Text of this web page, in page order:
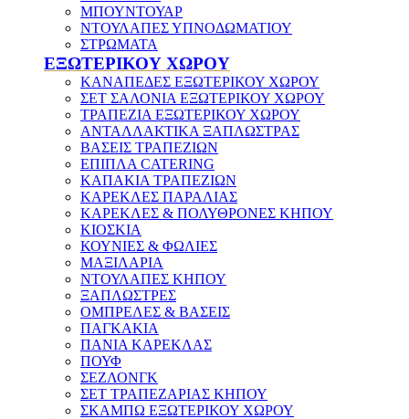
ΜΠΟΥΝΤΟΥΑΡ
ΝΤΟΥΛΑΠΕΣ ΥΠΝΟΔΩΜΑΤΙΟΥ
ΣΤΡΩΜΑΤΑ
ΕΞΩΤΕΡΙΚΟΥ ΧΩΡΟΥ
ΚΑΝΑΠΕΔΕΣ ΕΞΩΤΕΡΙΚΟΥ ΧΩΡΟΥ
ΣΕΤ ΣΑΛΟΝΙΑ ΕΞΩΤΕΡΙΚΟΥ ΧΩΡΟΥ
ΤΡΑΠΕΖΙΑ ΕΞΩΤΕΡΙΚΟΥ ΧΩΡΟΥ
ΑΝΤΑΛΛΑΚΤΙΚΑ ΞΑΠΛΩΣΤΡΑΣ
ΒΑΣΕΙΣ ΤΡΑΠΕΖΙΩΝ
ΕΠΙΠΛΑ CATERING
ΚΑΠΑΚΙΑ ΤΡΑΠΕΖΙΩΝ
ΚΑΡΕΚΛΕΣ ΠΑΡΑΛΙΑΣ
ΚΑΡΕΚΛΕΣ & ΠΟΛΥΘΡΟΝΕΣ ΚΗΠΟΥ
ΚΙΟΣΚΙΑ
ΚΟΥΝΙΕΣ & ΦΩΛΙΕΣ
ΜΑΞΙΛΑΡΙΑ
ΝΤΟΥΛΑΠΕΣ ΚΗΠΟΥ
ΞΑΠΛΩΣΤΡΕΣ
ΟΜΠΡΕΛΕΣ & ΒΑΣΕΙΣ
ΠΑΓΚΑΚΙΑ
ΠΑΝΙΑ ΚΑΡΕΚΛΑΣ
ΠΟΥΦ
ΣΕΖΛΟΝΓΚ
ΣΕΤ ΤΡΑΠΕΖΑΡΙΑΣ ΚΗΠΟΥ
ΣΚΑΜΠΩ ΕΞΩΤΕΡΙΚΟΥ ΧΩΡΟΥ